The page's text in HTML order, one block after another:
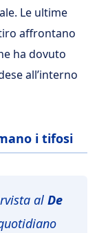
Le ultime
affrontano
ha dovuto
all’interno
i tifosi
al De